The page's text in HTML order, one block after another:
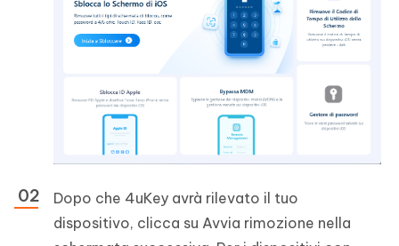
Dopo che 4uKey avrà rilevato il tuo
dispositivo, clicca su Avvia rimozione nella